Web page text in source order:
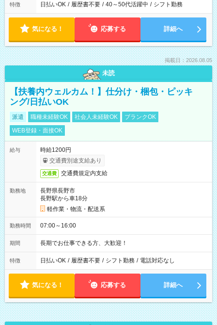
特徴 日払いOK / 履歴書不要 / 40～50代活躍中 / シフト勤務
気になる！ 応募する 詳細へ
掲載日：2026.08.05
未読
【扶養内ウェルカム！】仕分け・梱包・ピッキ
ング/日払いOK
派遣 職種未経験OK 社会人未経験OK
ブランクOK
WEB登録・面接OK
給与
時給1200円
交通費別途支給あり
交通費 交通費規定内支給
勤務地
長野県長野市
長野駅から車18分
軽作業・物流・配送系
勤務時間 07:00～16:00
期間 長期でお仕事できる方、大歓迎！
特徴 日払いOK / 履歴書不要 / シフト勤務 / 電話対応なし
気になる！ 応募する 詳細へ